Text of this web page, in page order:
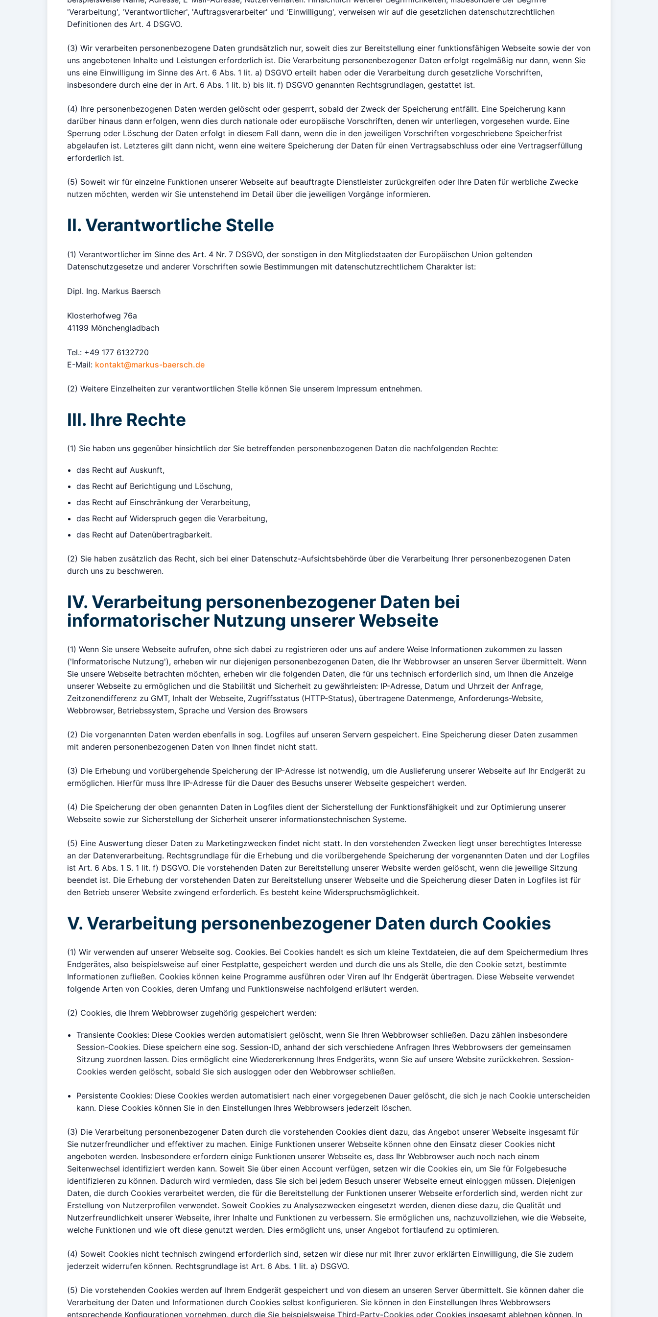
'Verarbeitung', 'Verantwortlicher', 'Auftragsverarbeiter' und 'Einwilligung', verweisen wir auf die gesetzlichen datenschutzrechtlichen
Definitionen des Art. 4 DSGVO.
(3) Wir verarbeiten personenbezogene Daten grundsätzlich nur, soweit dies zur Bereitstellung einer funktionsfähigen Webseite sowie der von
uns angebotenen Inhalte und Leistungen erforderlich ist. Die Verarbeitung personenbezogener Daten erfolgt regelmäßig nur dann, wenn Sie
uns eine Einwilligung im Sinne des Art. 6 Abs. 1 lit. a) DSGVO erteilt haben oder die Verarbeitung durch gesetzliche Vorschriften,
insbesondere durch eine der in Art. 6 Abs. 1 lit. b) bis lit. f) DSGVO genannten Rechtsgrundlagen, gestattet ist.
(4) Ihre personenbezogenen Daten werden gelöscht oder gesperrt, sobald der Zweck der Speicherung entfällt. Eine Speicherung kann
darüber hinaus dann erfolgen, wenn dies durch nationale oder europäische Vorschriften, denen wir unterliegen, vorgesehen wurde. Eine
Sperrung oder Löschung der Daten erfolgt in diesem Fall dann, wenn die in den jeweiligen Vorschriften vorgeschriebene Speicherfrist
abgelaufen ist. Letzteres gilt dann nicht, wenn eine weitere Speicherung der Daten für einen Vertragsabschluss oder eine Vertragserfüllung
erforderlich ist.
(5) Soweit wir für einzelne Funktionen unserer Webseite auf beauftragte Dienstleister zurückgreifen oder Ihre Daten für werbliche Zwecke
nutzen möchten, werden wir Sie untenstehend im Detail über die jeweiligen Vorgänge informieren.
II. Verantwortliche Stelle
(1) Verantwortlicher im Sinne des Art. 4 Nr. 7 DSGVO, der sonstigen in den Mitgliedstaaten der Europäischen Union geltenden
Datenschutzgesetze und anderer Vorschriften sowie Bestimmungen mit datenschutzrechtlichem Charakter ist:
Dipl. Ing. Markus Baersch
Klosterhofweg 76a
41199 Mönchengladbach
Tel.: +49 177 6132720
E-Mail: kontakt@markus-baersch.de
(2) Weitere Einzelheiten zur verantwortlichen Stelle können Sie unserem Impressum entnehmen.
III. Ihre Rechte
(1) Sie haben uns gegenüber hinsichtlich der Sie betreffenden personenbezogenen Daten die nachfolgenden Rechte:
das Recht auf Auskunft,
das Recht auf Berichtigung und Löschung,
das Recht auf Einschränkung der Verarbeitung,
das Recht auf Widerspruch gegen die Verarbeitung,
das Recht auf Datenübertragbarkeit.
(2) Sie haben zusätzlich das Recht, sich bei einer Datenschutz-Aufsichtsbehörde über die Verarbeitung Ihrer personenbezogenen Daten
durch uns zu beschweren.
IV. Verarbeitung personenbezogener Daten bei
informatorischer Nutzung unserer Webseite
(1) Wenn Sie unsere Webseite aufrufen, ohne sich dabei zu registrieren oder uns auf andere Weise Informationen zukommen zu lassen
('Informatorische Nutzung'), erheben wir nur diejenigen personenbezogenen Daten, die Ihr Webbrowser an unseren Server übermittelt. Wenn
Sie unsere Webseite betrachten möchten, erheben wir die folgenden Daten, die für uns technisch erforderlich sind, um Ihnen die Anzeige
unserer Webseite zu ermöglichen und die Stabilität und Sicherheit zu gewährleisten: IP-Adresse, Datum und Uhrzeit der Anfrage,
Zeitzonendifferenz zu GMT, Inhalt der Webseite, Zugriffsstatus (HTTP-Status), übertragene Datenmenge, Anforderungs-Website,
Webbrowser, Betriebssystem, Sprache und Version des Browsers
(2) Die vorgenannten Daten werden ebenfalls in sog. Logfiles auf unseren Servern gespeichert. Eine Speicherung dieser Daten zusammen
mit anderen personenbezogenen Daten von Ihnen findet nicht statt.
(3) Die Erhebung und vorübergehende Speicherung der IP-Adresse ist notwendig, um die Auslieferung unserer Webseite auf Ihr Endgerät zu
ermöglichen. Hierfür muss Ihre IP-Adresse für die Dauer des Besuchs unserer Webseite gespeichert werden.
(4) Die Speicherung der oben genannten Daten in Logfiles dient der Sicherstellung der Funktionsfähigkeit und zur Optimierung unserer
Webseite sowie zur Sicherstellung der Sicherheit unserer informationstechnischen Systeme.
(5) Eine Auswertung dieser Daten zu Marketingzwecken findet nicht statt. In den vorstehenden Zwecken liegt unser berechtigtes Interesse
an der Datenverarbeitung. Rechtsgrundlage für die Erhebung und die vorübergehende Speicherung der vorgenannten Daten und der Logfiles
ist Art. 6 Abs. 1 S. 1 lit. f) DSGVO. Die vorstehenden Daten zur Bereitstellung unserer Website werden gelöscht, wenn die jeweilige Sitzung
beendet ist. Die Erhebung der vorstehenden Daten zur Bereitstellung unserer Webseite und die Speicherung dieser Daten in Logfiles ist für
den Betrieb unserer Website zwingend erforderlich. Es besteht keine Widerspruchsmöglichkeit.
V. Verarbeitung personenbezogener Daten durch Cookies
(1) Wir verwenden auf unserer Webseite sog. Cookies. Bei Cookies handelt es sich um kleine Textdateien, die auf dem Speichermedium Ihres
Endgerätes, also beispielsweise auf einer Festplatte, gespeichert werden und durch die uns als Stelle, die den Cookie setzt, bestimmte
Informationen zufließen. Cookies können keine Programme ausführen oder Viren auf Ihr Endgerät übertragen. Diese Webseite verwendet
folgende Arten von Cookies, deren Umfang und Funktionsweise nachfolgend erläutert werden.
(2) Cookies, die Ihrem Webbrowser zugehörig gespeichert werden:
Transiente Cookies: Diese Cookies werden automatisiert gelöscht, wenn Sie Ihren Webbrowser schließen. Dazu zählen insbesondere
Session-Cookies. Diese speichern eine sog. Session-ID, anhand der sich verschiedene Anfragen Ihres Webbrowsers der gemeinsamen
Sitzung zuordnen lassen. Dies ermöglicht eine Wiedererkennung Ihres Endgeräts, wenn Sie auf unsere Website zurückkehren. Session-
Cookies werden gelöscht, sobald Sie sich ausloggen oder den Webbrowser schließen.
Persistente Cookies: Diese Cookies werden automatisiert nach einer vorgegebenen Dauer gelöscht, die sich je nach Cookie unterscheiden
kann. Diese Cookies können Sie in den Einstellungen Ihres Webbrowsers jederzeit löschen.
(3) Die Verarbeitung personenbezogener Daten durch die vorstehenden Cookies dient dazu, das Angebot unserer Webseite insgesamt für
Sie nutzerfreundlicher und effektiver zu machen. Einige Funktionen unserer Webseite können ohne den Einsatz dieser Cookies nicht
angeboten werden. Insbesondere erfordern einige Funktionen unserer Webseite es, dass Ihr Webbrowser auch noch nach einem
Seitenwechsel identifiziert werden kann. Soweit Sie über einen Account verfügen, setzen wir die Cookies ein, um Sie für Folgebesuche
identifizieren zu können. Dadurch wird vermieden, dass Sie sich bei jedem Besuch unserer Webseite erneut einloggen müssen. Diejenigen
Daten, die durch Cookies verarbeitet werden, die für die Bereitstellung der Funktionen unserer Webseite erforderlich sind, werden nicht zur
Erstellung von Nutzerprofilen verwendet. Soweit Cookies zu Analysezwecken eingesetzt werden, dienen diese dazu, die Qualität und
Nutzerfreundlichkeit unserer Webseite, ihrer Inhalte und Funktionen zu verbessern. Sie ermöglichen uns, nachzuvollziehen, wie die Webseite,
welche Funktionen und wie oft diese genutzt werden. Dies ermöglicht uns, unser Angebot fortlaufend zu optimieren.
(4) Soweit Cookies nicht technisch zwingend erforderlich sind, setzen wir diese nur mit Ihrer zuvor erklärten Einwilligung, die Sie zudem
jederzeit widerrufen können. Rechtsgrundlage ist Art. 6 Abs. 1 lit. a) DSGVO.
(5) Die vorstehenden Cookies werden auf Ihrem Endgerät gespeichert und von diesem an unseren Server übermittelt. Sie können daher die
Verarbeitung der Daten und Informationen durch Cookies selbst konfigurieren. Sie können in den Einstellungen Ihres Webbrowsers
entsprechende Konfigurationen vornehmen, durch die Sie beispielsweise Third-Party-Cookies oder Cookies insgesamt ablehnen können. In